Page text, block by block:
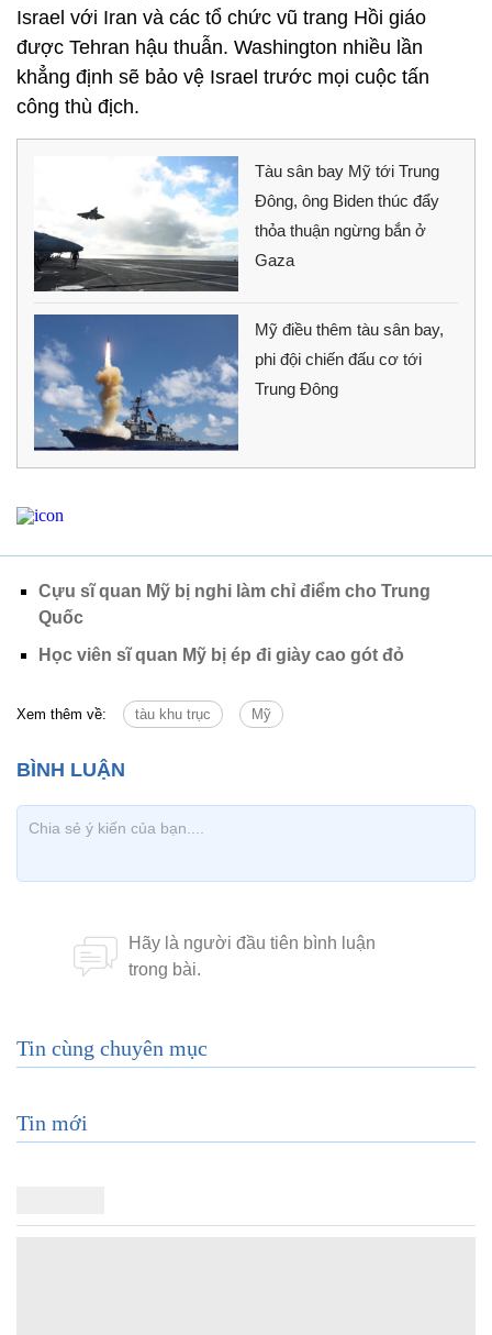
Israel với Iran và các tổ chức vũ trang Hồi giáo
được Tehran hậu thuẫn. Washington nhiều lần
khẳng định sẽ bảo vệ Israel trước mọi cuộc tấn
công thù địch.
Tàu sân bay Mỹ tới Trung
Đông, ông Biden thúc đẩy
thỏa thuận ngừng bắn ở
Gaza
Mỹ điều thêm tàu sân bay,
phi đội chiến đấu cơ tới
Trung Đông
Cựu sĩ quan Mỹ bị nghi làm chỉ điểm cho Trung
Quốc
Học viên sĩ quan Mỹ bị ép đi giày cao gót đỏ
Xem thêm về: tàu khu trục Mỹ
Tin cùng chuyên mục
Tin mới